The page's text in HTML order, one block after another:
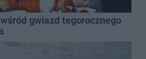
gwiazd tegorocznego